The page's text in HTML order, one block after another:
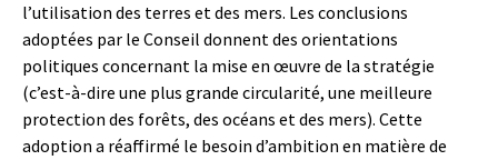
l’utilisation des terres et des mers. Les conclusions
adoptées par le Conseil donnent des orientations
politiques concernant la mise en œuvre de la stratégie
(c’est-à-dire une plus grande circularité, une meilleure
protection des forêts, des océans et des mers). Cette
adoption a réaffirmé le besoin d’ambition en matière de